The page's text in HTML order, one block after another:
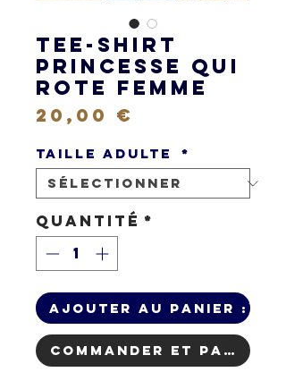
Tee-shirt
Princesse qui
Rote Femme
20,00 €
Taille Adulte *
Quantité *
Ajouter au Panier :)
Commander et payer